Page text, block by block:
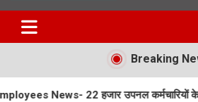
Him Varta
Breaking
हजार उपनल कर्मचारियों के भविष्य पर